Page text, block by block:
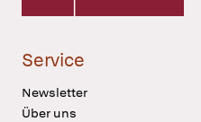
Service
Newsletter
Über uns